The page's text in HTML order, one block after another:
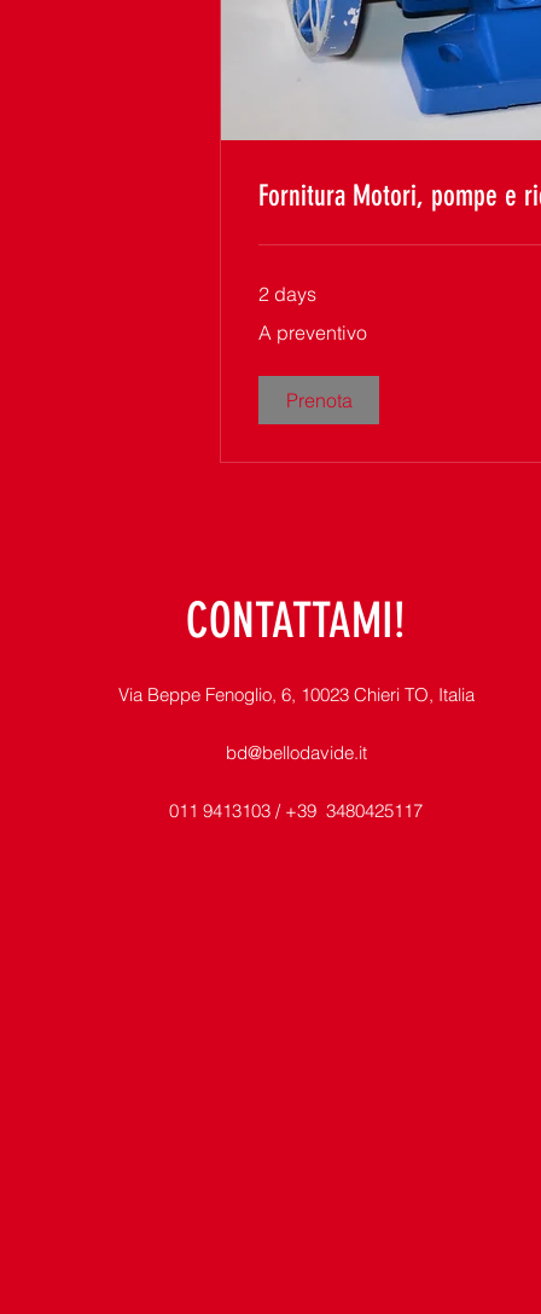
Fornitura Motori, pompe e
2 days
preventivo
A preventivo
Prenota
CONTATTAMI!
Via Beppe Fenoglio, 6, 10023 Chieri TO, Italia
bd@bellodavide.it
011 9413103 / +39 3480425117